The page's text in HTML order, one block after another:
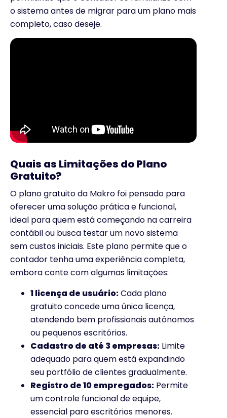
o sistema antes de migrar para um plano mais
completo, caso deseje.
Quais as Limitações do Plano
Gratuito?
O plano gratuito da Makro foi pensado para
oferecer uma solução prática e funcional,
ideal para quem está começando na carreira
contábil ou busca testar um novo sistema
sem custos iniciais. Este plano permite que o
contador tenha uma experiência completa,
embora conte com algumas limitações:
1 licença de usuário:Cada plano
gratuito concede uma única licença,
atendendo bem profissionais autônomos
ou pequenos escritórios.
Cadastro de até 3 empresas: Limite
adequado para quem está expandindo
seu portfólio de clientes gradualmente.
Registro de 10 empregados: Permite
um controle funcional de equipe,
essencial para escritórios menores.